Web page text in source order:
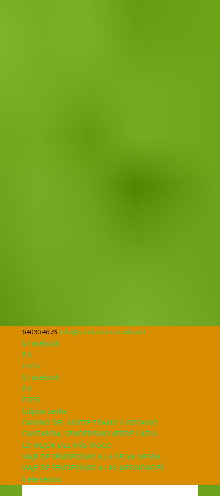
640354673 info@senderismosevilla.net
Facebook
X
RSS
Facebook
X
RSS
Eclipsia Sevilla
CAMINO DEL NORTE TRAMO II VIZCAINO
CANTABRIA, SENDERISMO VERDE Y AZUL
LO MEJOR DEL PAÍS VASCO
VIAJE DE SENDERISMO A LA SELVA NEGRA
VIAJE DE SENDERISMO A LAS MERINDADES
0 elementos